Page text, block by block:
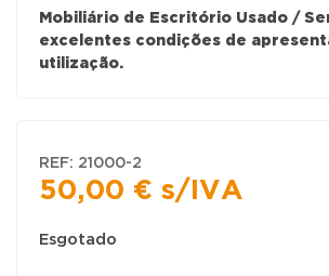
Mobiliário de Escritório Usado /
excelentes condições de
utilização.
REF: 21000-2
50,00 € s/IVA
Esgotado